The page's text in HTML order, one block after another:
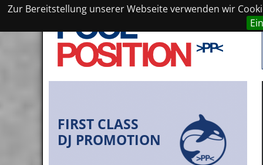
Zur Bereitstellung unserer Webseite verwenden wir
FIRST CLASS
DJ PROMOTION